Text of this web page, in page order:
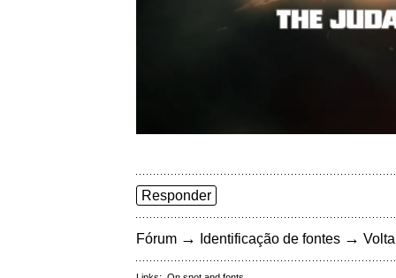
Responder
Fórum → Identificação de fontes →